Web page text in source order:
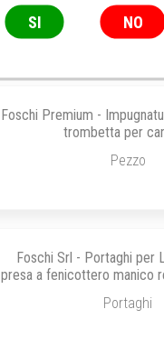
ø 3.0 mm x 330
Foschi Premium -
trombetta per
Pezzo
Foschi Srl - Portaghi per
presa a fenicottero manico
Portaghi
SI NO